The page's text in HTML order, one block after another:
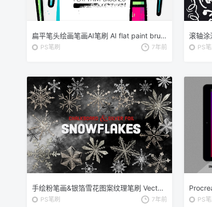
扁平笔头绘画笔画AI笔刷 AI flat paint brushes
PS笔刷 7年前 PS笔
手绘粉笔画&银箔雪花图案纹理笔刷 Vector Chalk & Foil Snowflakes
PS笔刷 7年前 PS笔